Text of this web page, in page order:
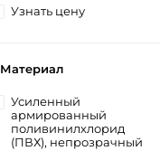
Узнать цену
Материал
Усиленный
армированный
поливинилхлорид
(ПВХ), непрозрачный